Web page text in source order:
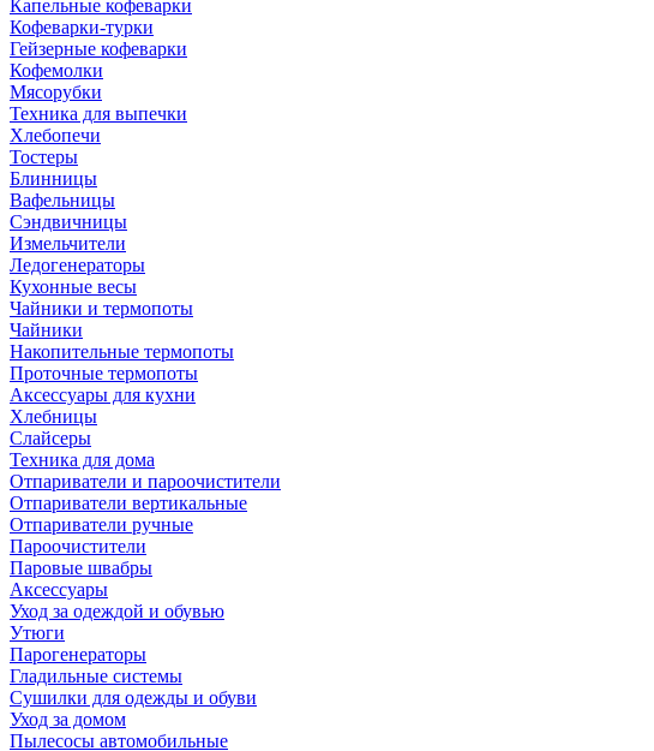
Капельные кофеварки
Кофеварки-турки
Гейзерные кофеварки
Кофемолки
Мясорубки
Техника для выпечки
Хлебопечи
Тостеры
Блинницы
Вафельницы
Сэндвичницы
Измельчители
Ледогенераторы
Кухонные весы
Чайники и термопоты
Чайники
Накопительные термопоты
Проточные термопоты
Аксессуары для кухни
Хлебницы
Слайсеры
Техника для дома
Отпариватели и пароочистители
Отпариватели вертикальные
Отпариватели ручные
Пароочистители
Паровые швабры
Аксессуары
Уход за одеждой и обувью
Утюги
Парогенераторы
Гладильные системы
Сушилки для одежды и обуви
Уход за домом
Пылесосы автомобильные